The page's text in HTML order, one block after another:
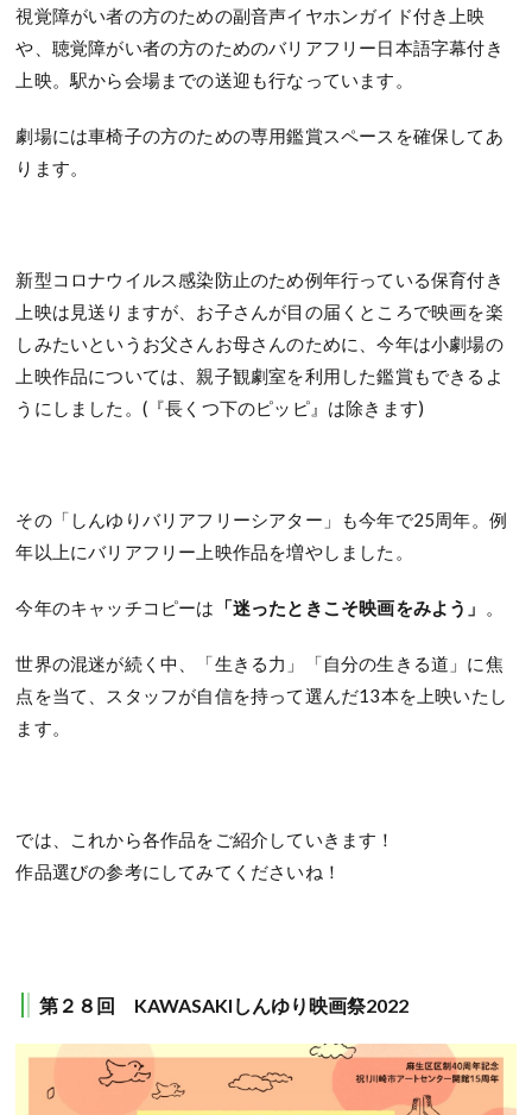
視覚障がい者の方のための副音声イヤホンガイド付き上映
や、聴覚障がい者の方のためのバリアフリー日本語字幕付き
上映。駅から会場までの送迎も行なっています。
劇場には車椅子の方のための専用鑑賞スペースを確保してあ
ります。
新型コロナウイルス感染防止のため例年行っている保育付き
上映は見送りますが、お子さんが目の届くところで映画を楽
しみたいというお父さんお母さんのために、今年は小劇場の
上映作品については、親子観劇室を利用した鑑賞もできるよ
うにしました。 ( 『長くつ下のピッピ』は除きます)
その「しんゆりバリアフリーシアター」も今年で25周年。例
年以上にバリアフリー上映作品を増やしました。
今年のキャッチコピーは 「迷ったときこそ映画をみよう」
世界の混迷が続く中、「生きる力」「自分の生きる道」に焦
点を当て、スタッフが自信を持って選んだ13本を上映いたし
ます。
では、これから各作品をご紹介していきます！
作品選びの参考にしてみてくださいね！
第２８回 KAWASAKIしんゆり映画祭2022